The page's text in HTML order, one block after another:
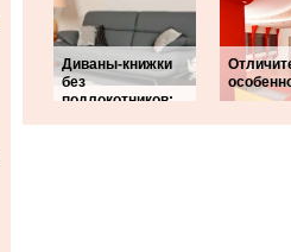
Диваны-книжки
без
подлокотников: